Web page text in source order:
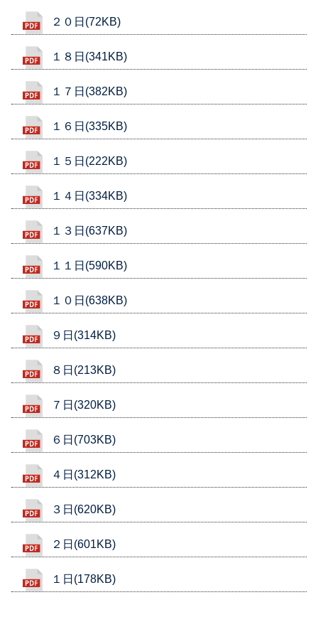
２０日(72KB)
１８日(341KB)
１７日(382KB)
１６日(335KB)
１５日(222KB)
１４日(334KB)
１３日(637KB)
１１日(590KB)
１０日(638KB)
９日(314KB)
８日(213KB)
７日(320KB)
６日(703KB)
４日(312KB)
３日(620KB)
２日(601KB)
１日(178KB)